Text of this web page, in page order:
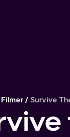
Filmer Survive